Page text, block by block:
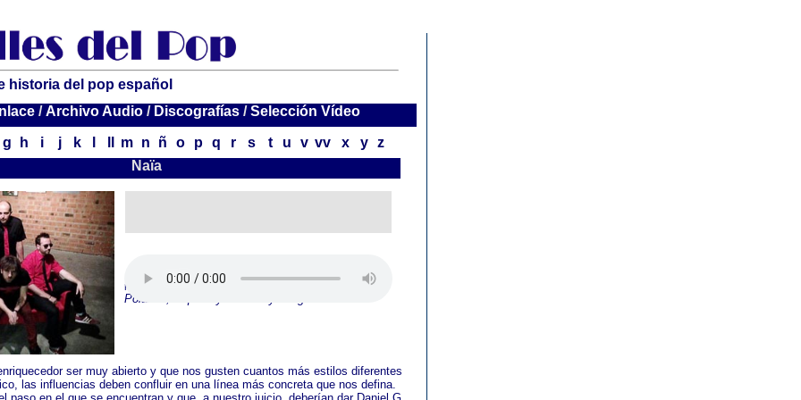
/ Archivo Audio / Discografías /Selección Vídeo
historia del pop español
Naïa
ser muy abierto y que nos gusten cuantos más estilos diferentes
las influencias deben confluir en una línea más concreta que nos defina.
g h i j k m n ñ o p q r s t u v vv x y z
Fragmento de la emisión con los temas
Polaroid, Capitán y No lo voy a lograr
/ Archivo Audio / Discografías /Selección Vídeo
/ Archivo Audio / Discografías /Selección Vídeo